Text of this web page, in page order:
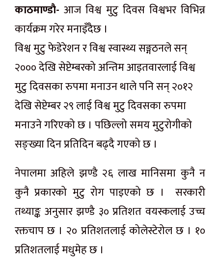
काठमाण्डाै- आज विश्व मुटु दिवस विश्वभर विभिन्न
कार्यक्रम गरेर मनाइँदैछ ।
विश्व मुटु फेडेरेशन र विश्व स्वास्थ्य सङ्गठनले सन्
२००० देखि सेप्टेम्बरको अन्तिम आइतवारलाई विश्व
मुटु दिवसका रुपमा मनाउन थाले पनि सन् २०१२
देखि सेप्टेम्बर २९ लाई विश्व मुटु दिवसका रुपमा
मनाउने गरिएको छ । पछिल्लो समय मुटुरोगीको
सङ्ख्या दिन प्रतिदिन बढ्दै गएको छ ।
नेपालमा अहिले झण्डै २६ लाख मानिसमा कुनै न
कुनै प्रकारको मुटु रोग पाइएको छ । सरकारी
तथ्याङ्क अनुसार झण्डै ३० प्रतिशत वयस्कलाई उच्च
रक्तचाप छ । २० प्रतिशतलाई कोलेस्टेरोल छ । १०
प्रतिशतलाई मधुमेह छ ।